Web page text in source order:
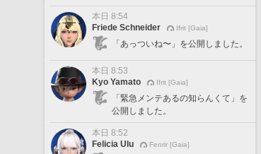
本日 8:54
Friede Schneider
Ifrit [Gaia]
「あっついね〜」を公開しました。
本日 8:53
Kyo Yamato
Ifrit [Gaia]
「緊急メンテあるの知らんくて」を
公開しました。
本日 8:52
Felicia Ulu
Fenrir [Gaia]